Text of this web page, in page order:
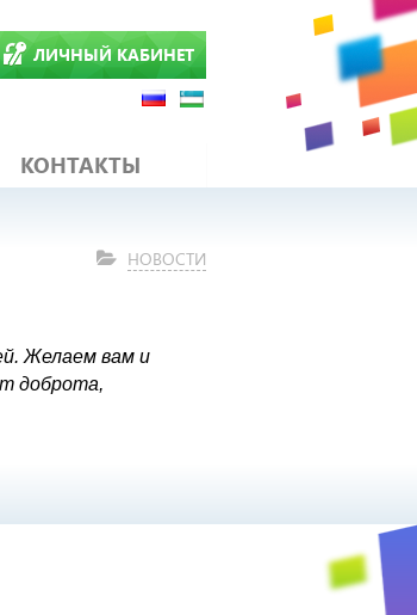
ЛИЧНЫЙ КАБИНЕТ
КОНТАКТЫ
НОВОСТИ
Желаем вам и
доброта,